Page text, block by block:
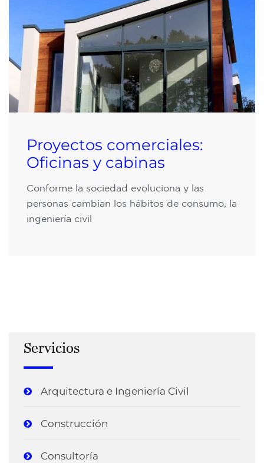
Proyectos comerciales:
Oficinas y cabinas
Conforme la sociedad evoluciona y las
personas cambian los hábitos de consumo, la
ingeniería civil
Servicios
Arquitectura e Ingeniería Civil
Construcción
Consultoría